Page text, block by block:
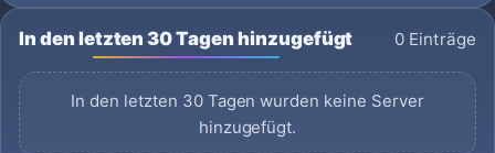
In den letzten 30 Tagen hinzugefügt 0 Einträge
In den letzten 30 Tagen wurden keine Server
hinzugefügt.